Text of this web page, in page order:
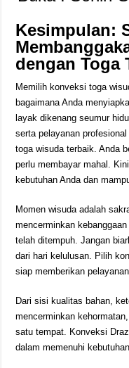
Kesimpulan:
dengan Toga
Memilih konveksi toga
bagaimana Anda
layak dikenang seumur
serta pelayanan
toga wisuda terbaik. Anda
perlu membayar mahal.
kebutuhan Anda dan
Momen wisuda adalah
mencerminkan
telah ditempuh. Jangan
dari hari kelulusan. Pilih
siap memberikan
Dari sisi kualitas bahan,
mencerminkan
satu tempat. Konveksi
dalam memenuhi